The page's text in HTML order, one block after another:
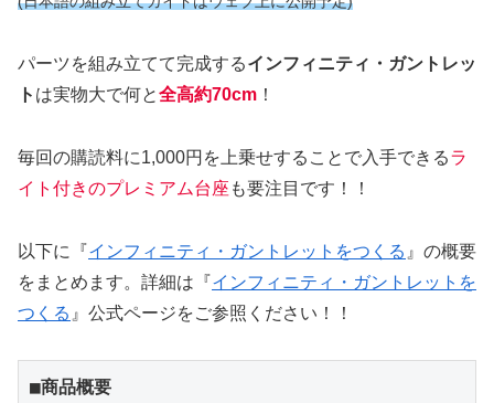
パーツを組み立てて完成するインフィニティ・ガントレッ
ト は実物大で何と全高約70cm ！
毎回の購読料に1,000円を上乗せすることで入手できるラ
イト付きのプレミアム台座 も要注目です！！
以下に『インフィニティ・ガントレットをつくる 』の概要
をまとめます。詳細は『インフィニティ・ガントレットを
つくる 』公式ページをご参照ください！！
■商品概要